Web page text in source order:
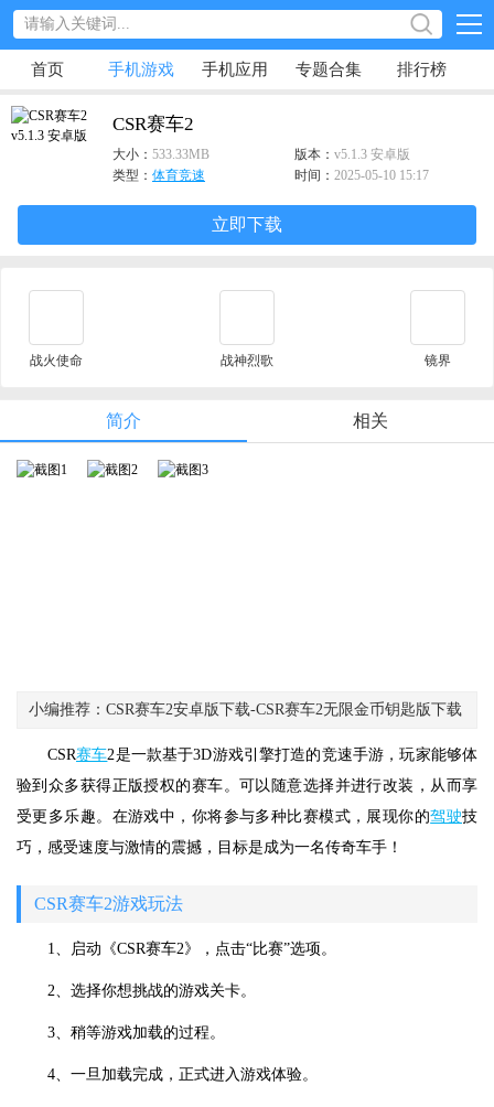
首页 手机游戏 手机应用 专题合集 排行榜
CSR赛车2
大小： 533.33MB 版本： v5.1.3 安卓版
类型： 体育竞速 时间： 2025-05-10 15:17
立即下载
战火使命 战神烈歌 镜界
简介 相关
小编推荐：CSR赛车2安卓版下载-CSR赛车2无限金币钥匙版下载
CSR赛车2是一款基于3D游戏引擎打造的竞速手游，玩家能够体
验到众多获得正版授权的赛车。可以随意选择并进行改装，从而享
受更多乐趣。在游戏中，你将参与多种比赛模式，展现你的驾驶技
巧，感受速度与激情的震撼，目标是成为一名传奇车手！
CSR赛车2游戏玩法
1、启动《CSR赛车2》，点击“比赛”选项。
2、选择你想挑战的游戏关卡。
3、稍等游戏加载的过程。
4、一旦加载完成，正式进入游戏体验。